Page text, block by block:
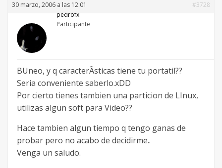
30 marzo, 2006 a las 12:01
#3728
pedrofx
Participante
BUneo, y q caracterÃ­sticas tiene tu portatil??
Seria conveniente saberlo.xDD
Por cierto tienes tambien una particion de LInux,
utilizas algun soft para Video??
Hace tambien algun tiempo q tengo ganas de
probar pero no acabo de decidirme..
Venga un saludo.